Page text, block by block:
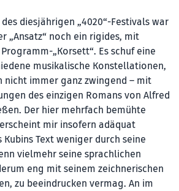
diesjährigen „4020“-Festivals war
„Ansatz“ noch ein rigides, mit
„Korsett“. Es schuf eine
musikalische Konstellationen,
nicht immer ganz zwingend – mit
des einzigen Romans von Alfred
Der hier mehrfach bemühte
mir insofern adäquat
Kubins Text weniger durch seine
vielmehr seine sprachlichen
eng mit seinem zeichnerischen
zu beeindrucken vermag. An im